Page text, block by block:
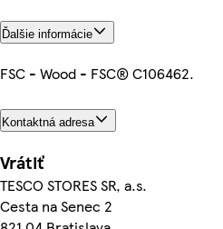
Ďalšie informácie
FSC - Wood - FSC® C106462.
Kontaktná adresa
Vrátiť
TESCO STORES SR, a.s.
Cesta na Senec 2